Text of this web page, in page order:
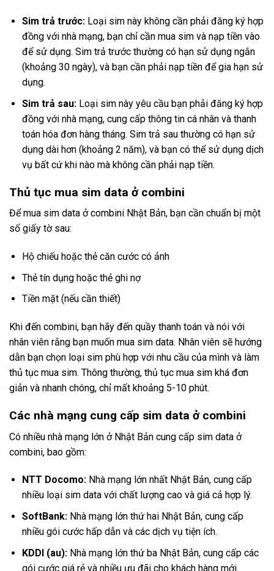
Sim trả trước:Loại sim này không cần phải đăng ký hợp
đồng với nhà mạng, bạn chỉ cần mua sim và nạp tiền vào
để sử dụng. Sim trả trước thường có hạn sử dụng ngắn
(khoảng 30 ngày), và bạn cần phải nạp tiền để gia hạn sử
dụng.
Sim trả sau:Loại sim này yêu cầu bạn phải đăng ký hợp
đồng với nhà mạng, cung cấp thông tin cá nhân và thanh
toán hóa đơn hàng tháng. Sim trả sau thường có hạn sử
dụng dài hơn (khoảng 2 năm), và bạn có thể sử dụng dịch
vụ bất cứ khi nào mà không cần phải nạp tiền.
Thủ tục mua sim data ở combini
Để mua sim data ở combini Nhật Bản, bạn cần chuẩn bị một
số giấy tờ sau:
Hộ chiếu hoặc thẻ căn cước có ảnh
Thẻ tín dụng hoặc thẻ ghi nợ
Tiền mặt (nếu cần thiết)
Khi đến combini, bạn hãy đến quầy thanh toán và nói với
nhân viên rằng bạn muốn mua sim data. Nhân viên sẽ hướng
dẫn bạn chọn loại sim phù hợp với nhu cầu của mình và làm
thủ tục mua sim. Thông thường, thủ tục mua sim khá đơn
giản và nhanh chóng, chỉ mất khoảng 5-10 phút.
Các nhà mạng cung cấp sim data ở combini
Có nhiều nhà mạng lớn ở Nhật Bản cung cấp sim data ở
combini, bao gồm:
NTT Docomo:Nhà mạng lớn nhất Nhật Bản, cung cấp
nhiều loại sim data với chất lượng cao và giá cả hợp lý.
SoftBank:Nhà mạng lớn thứ hai Nhật Bản, cung cấp
nhiều gói cước hấp dẫn và các dịch vụ tiện ích.
KDDI (au):Nhà mạng lớn thứ ba Nhật Bản, cung cấp các
gói cước giá rẻ và nhiều ưu đãi cho khách hàng mới.